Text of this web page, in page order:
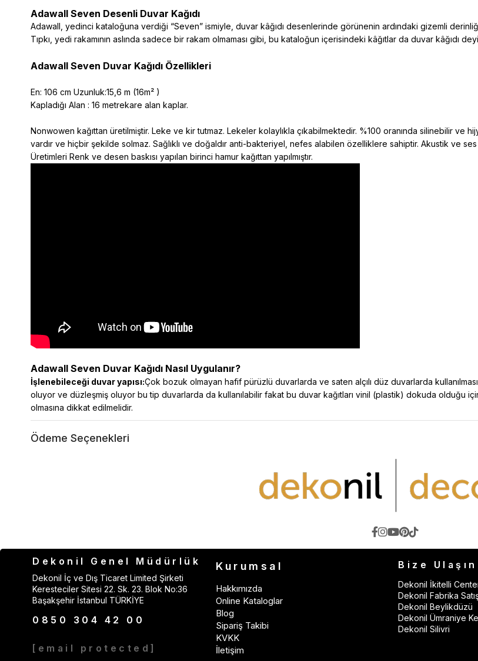
Adawall Seven Desenli Duvar Kağıdı
Adawall, yedinci kataloğuna verdiği “Seven” ismiyle, duvar kâğıdı desenlerinde görünenin ardındaki gizemli
Tıpkı, yedi rakamının aslında sadece bir rakam olmaması gibi, bu kataloğun içerisindeki kâğıtlar da duvar kâğıdı
Adawall Seven Duvar Kağıdı Özellikleri
En: 106 cm Uzunluk:15,6 m (16m² )
Kapladığı Alan : 16 metrekare alan kaplar.
Nonwowen kağıttan üretilmiştir. Leke ve kir tutmaz. Lekeler kolaylıkla çıkabilmektedir. %100 oranında silinebilir ve
vardır ve hiçbir şekilde solmaz. Sağlıklı ve doğaldır anti-bakteriyel, nefes alabilen özelliklere sahiptir. Akustik ve
Üretimleri Renk ve desen baskısı yapılan birinci hamur kağıttan yapılmıştır.
Adawall Seven Duvar Kağıdı Nasıl Uygulanır?
İşlenebileceği duvar yapısı:Çok bozuk olmayan hafif pürüzlü duvarlarda ve saten alçılı düz duvarlarda
oluyor ve düzleşmiş oluyor bu tip duvarlarda da kullanılabilir fakat bu duvar kağıtları vinil (plastik) dokuda olduğu
olmasına dikkat edilmelidir.
Ödeme Seçenekleri
Dekonil Genel Müdürlük
Dekonil İç ve Dış Ticaret Limited Şirketi
Keresteciler Sitesi 22. Sk. 23. Blok No:36
Başakşehir İstanbul TÜRKİYE
0850 304 42 00
[email protected]
Kurumsal
Hakkımızda
Online Kataloglar
Blog
Sipariş Takibi
KVKK
İletişim
Bize Ulaşın
Dekonil İkitelli
Dekonil Fabrika
Dekonil Beylikdüzü
Dekonil Ümraniye
Dekonil Silivri